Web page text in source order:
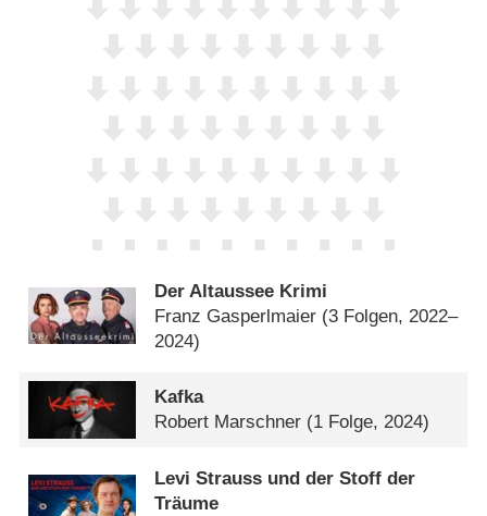
Der Altaussee Krimi
Franz Gasperlmaier (3 Folgen, 2022–
2024)
Kafka
Robert Marschner (1 Folge, 2024)
Levi Strauss und der Stoff der
Träume